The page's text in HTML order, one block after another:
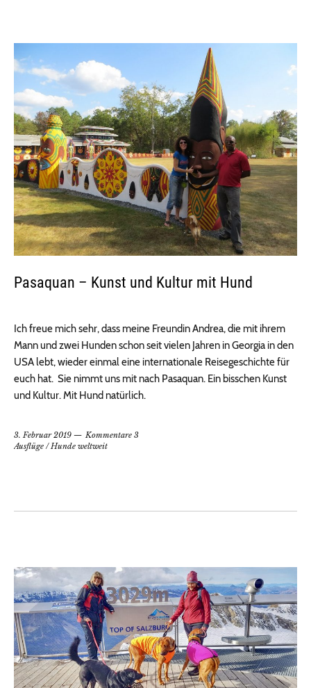
Pasaquan – Kunst und Kultur mit Hund
Ich freue mich sehr, dass meine Freundin Andrea, die mit ihrem
Mann und zwei Hunden schon seit vielen Jahren in Georgia in den
USA lebt, wieder einmal eine internationale Reisegeschichte für
euch hat. Sie nimmt uns mit nach Pasaquan. Ein bisschen Kunst
und Kultur. Mit Hund natürlich.
3. Februar 2019
Kommentare 3
Ausflüge /Hunde weltweit